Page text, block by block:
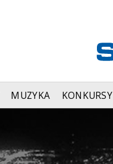
MUZYKA KONKURSY